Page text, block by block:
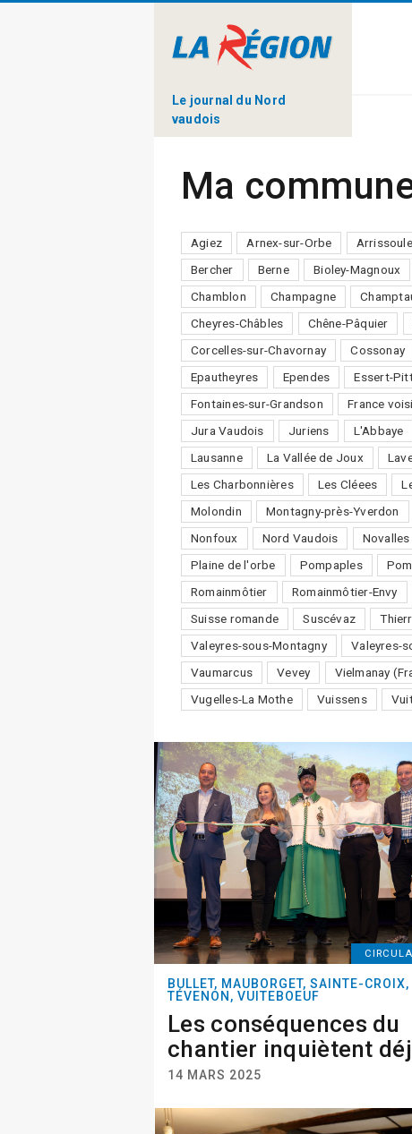
Le journal du Nord
vaudois
Ma
Agiez Arnex-sur-Orbe
Bercher
Berne Bioley-Magnoux
Chamblon
Champagne
Cheyres-Châbles
Chêne-Pâquier
Corcelles-sur-Chavornay
Cossonay
Epautheyres
Ependes Essert-
Fontaines-sur-Grandson
France
Jura Vaudois
Juriens L'Abbaye
Lausanne
La Vallée de Joux
Les Charbonnières
Les Cléees
Molondin
Montagny-près-Yverdon
Nonfoux
Nord Vaudois Novalles
Plaine de l'orbe
Pompaples
Romainmôtier
Romainmôtier-Envy
Suisse romande
Suscévaz
Valeyres-sous-Montagny
Valeyres-
Vaumarcus
Vevey Vielmanay
Vugelles-La Mothe
Vuissens
BULLET, MAUBORGET, SAINTE-CROIX,
TÉVENON, VUITEBOEUF
Les conséquences du
chantier inquiètent
14 MARS 2025